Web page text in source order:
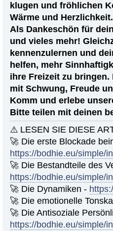
klugen und fröhlichen
Wärme und
Als Dankeschön für
und vieles mehr!
kennenzulernen und
helfen, mehr
ihre Freizeit zu
mit Schwung, Freude
Komm und erlebe
Bitte teilen mit deinen
⚠️ LESEN SIE DIESE
🚀 Die erste Blockade
https://bodhie.eu/simple/
🚀 Die Bestandteile des
https://bodhie.eu/simple/
🚀 Die Dynamiken -
🚀 Die emotionelle
🚀 Die Antisoziale
https://bodhie.eu/simple/